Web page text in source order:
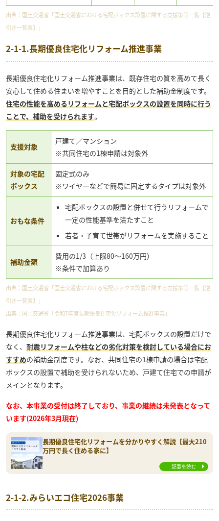
出典： 国土交通省「国土交通省における宅配ボックス設置に関する支援策等一覧【逆
引き一覧表】」
2-1-1.長期優良住宅化リフォーム推進事業
長期優良住宅化リフォーム推進事業は、既存住宅の質を高めて長く
安心して住める住まいを増やすことを目的とした補助金制度です。
住宅の性能を高めるリフォームと宅配ボックスの設置を同時に行う
ことで、補助を受けられます。
支援対象
戸建て／マンション
※共同住宅の1棟申請は対象外
対象の宅配
ボックス
固定式のみ
※ワイヤーなどで簡易に固定するタイプは対象外
おもな条件
宅配ボックスの設置と併せて行うリフォームで
一定の性能基準を満たすこと
若者・子育て世帯がリフォームを実施すること
補助金額
費用の1/3（上限80〜160万円）
※条件で加算あり
出典： 国土交通省「国土交通省における宅配ボックス設置に関する支援策等一覧【逆
引き一覧表】」
出典： 国土交通省「令和7年度長期優良住宅化リフォーム推進事業」
長期優良住宅化リフォーム推進事業は、宅配ボックスの設置だけで
なく、 耐震リフォームや柱などの劣化対策を検討している場合にお
すすめの補助金制度です。なお、共同住宅の1棟申請の場合は宅配
ボックスの設置で補助を受けられないため、戸建て住宅での申請が
メインとなります。
なお、本事業の受付は終了しており、事業の継続は未発表となって
います(2026年3月現在)
長期優良住宅化リフォームを分かりやすく解説【最大210
万円で長く住める家に】
記事を読む
2-1-2.みらいエコ住宅2026事業